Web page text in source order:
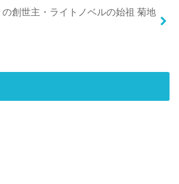
の創世主・ライトノベルの始祖 菊地